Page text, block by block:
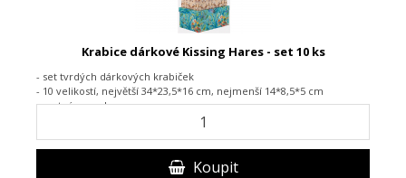
Krabice dárkové Kissing Hares - set 10 ks
- set tvrdých dárkových krabiček
- 10 velikostí, největší 34*23,5*16 cm, nejmenší 14*8,5*5 cm
- matný povrch
Koupit